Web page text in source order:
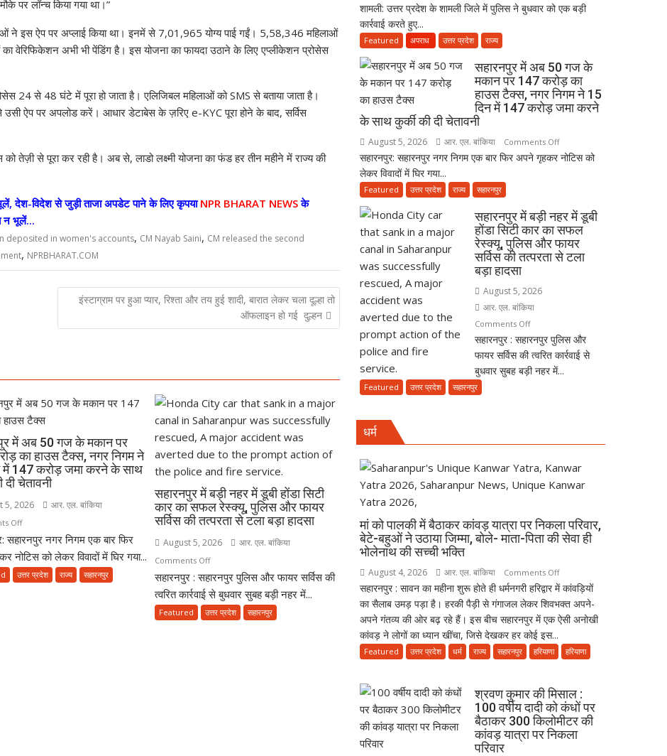
Li
n
पर लॉन्च किया गया था।”
ने इस ऐप पर अप्लाई किया था। इनमें से 7,01,965 योग्य पाई गईं। 5,58,346 महिलाओं
वेरिफिकेशन अभी भी पेंडिंग है। इस योजना का फायदा उठाने के लिए एप्लीकेशन प्रोसेस
24 से 48 घंटे में पूरा हो जाता है। एलिजिबल महिलाओं को SMS से बताया जाता है।
ऐप पर अपलोड करें। आधार डेटाबेस के ज़रिए e-KYC पूरा होने के बाद, सर्विस
तेज़ी से पूरा कर रही है। अब से, लाडो लक्ष्मी योजना का फंड हर तीन महीने में राज्य की
देश-विदेश से जुड़ी ताजा अपडेट पाने के लिए कृपयाNPR BHARAT NEWSके
न भूलें...
deposited in women's accounts, CM Nayab Saini, CM released the second
, NPRBHARAT.COM
इंस्टाग्राम पर हुआ प्यार, रिश्ता और तय हुई शादी, बारात लेकर चला दूल्हा तो
ऑफलाइन हो गई दुल्हन
में अब 50 गज के मकान पर
का हाउस टैक्स, नगर निगम ने
में 147 करोड़ जमा करने के साथ
दी चेतावनी
5, 2026 आर. एल. बांकिया
Offon
सहारनपुर
में
अब
50
सहारनपुर नगर निगम एक बार फिर
नोटिस को लेकर विवादों में घिर गया...
उत्तर प्रदेश राज्य सहारनपुर
सहारनपुर में बड़ी नहर में डूबी होंडा सिटी
कार का सफल रेस्क्यू, पुलिस और फायर
सर्विस की तत्परता से टला बड़ा हादसा
August 5, 2026 आर. एल. बांकिया
Comments Offon
सहारनपुर
में
बड़ी
नहर
सहारनपुर : सहारनपुर पुलिस और फायर सर्विस की
त्वरित कार्रवाई से बुधवार सुबह बड़ी नहर में...
Featured उत्तर प्रदेश सहारनपुर
शामली
एनकाउंटर:
1
का
इनामी
बदमाश
फुरकान
कैराना
पलायन
मामले
का
आरोपी
शामली: उत्तर प्रदेश के शामली जिले में पुलिस ने बुधवार को एक बड़ी
कार्रवाई करते हुए...
Featured अपराध उत्तर प्रदेश राज्य
सहारनपुर में अब 50 गज के
मकान पर 147 करोड़ का
हाउस टैक्स, नगर निगम ने 15
दिन में 147 करोड़ जमा करने
के साथ कुर्की की दी चेतावनी
August 5, 2026 आर. एल. बांकिया Comments Offon
सहारनपुर
गज
के
मकान
टैक्स,
नगर
निगम
करोड़
जमा
साथ
चेतावनी
सहारनपुर: सहारनपुर नगर निगम एक बार फिर अपने गृहकर नोटिस को
लेकर विवादों में घिर गया...
Featured उत्तर प्रदेश राज्य सहारनपुर
सहारनपुर में बड़ी नहर में डूबी
होंडा सिटी कार का सफल
रेस्क्यू, पुलिस और फायर
सर्विस की तत्परता से टला
बड़ा हादसा
August 5, 2026
आर. एल. बांकिया
Comments Offon
सहारनपुर
में
बड़ी
सिटी
कार
सफल
पुलिस
और
सर्विस
की
तत्परता
से
टला
बड़ा
सहारनपुर : सहारनपुर पुलिस और
फायर सर्विस की त्वरित कार्रवाई से
बुधवार सुबह बड़ी नहर में...
Featured उत्तर प्रदेश सहारनपुर
धर्म
मां को पालकी में बैठाकर कांवड़ यात्रा पर निकला परिवार,
बेटे-बहुओं ने उठाया जिम्मा, बोले- माता-पिता की सेवा ही
भोलेनाथ की सच्ची भक्ति
August 4, 2026 आर. एल. बांकिया Comments Offon
मां
को
पालकी
बैठाकर
पर
निकला
परिवार,
सहारनपुर : सावन का महीना शुरू होते ही धर्मनगरी हरिद्वार में कांवड़ियों
का सैलाब उमड़ पड़ा है। हरकी पैड़ी से गंगाजल लेकर शिवभक्त अपने-
अपने गंतव्य की ओर बढ़ रहे हैं। इस बीच सहारनपुर में एक ऐसी अनोखी
कांवड़ ने लोगों का ध्यान खींचा, जिसे देखकर हर कोई इस...
Featured उत्तर प्रदेश धर्म राज्य सहारनपुर हरियाणा हरियाणा
श्रवण कुमार की मिसाल :
100 वर्षीय दादी को कंधों पर
बैठाकर 300 किलोमीटर की
कांवड़ यात्रा पर निकला
परिवार